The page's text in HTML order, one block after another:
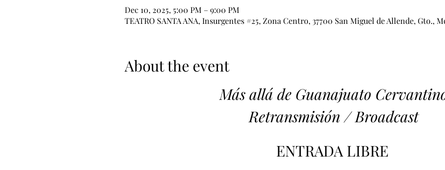
Dec 10, 2025, 5:00 PM – 9:00 PM
TEATRO SANTA ANA, Insurgentes #25, Zona Centro, 37700 San Miguel de Allende, Gto.,
About the event
Más allá de Guanajuato
Retransmisión / Broadcast
ENTRADA LIBRE